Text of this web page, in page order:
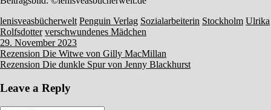
lenisveasbücherwelt Penguin Verlag Sozialarbeiterin Stockholm Ulrika
Rolfsdotter verschwundenes Mädchen
29. November 2023
Beitragsnavigation
Rezension Die Witwe von Gilly MacMillan
Rezension Die dunkle Spur von Jenny Blackhurst
Leave a Reply